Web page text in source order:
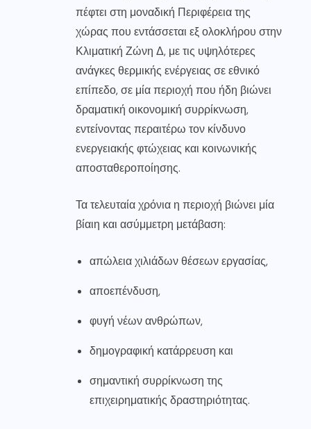
πέφτει στη μοναδική Περιφέρεια της
χώρας που εντάσσεται εξ ολοκλήρου στην
Κλιματική Ζώνη Δ, με τις υψηλότερες
ανάγκες θερμικής ενέργειας σε εθνικό
επίπεδο, σε μία περιοχή που ήδη βιώνει
δραματική οικονομική συρρίκνωση,
εντείνοντας περαιτέρω τον κίνδυνο
ενεργειακής φτώχειας και κοινωνικής
αποσταθεροποίησης.
Τα τελευταία χρόνια η περιοχή βιώνει μία
βίαιη και ασύμμετρη μετάβαση:
απώλεια χιλιάδων θέσεων εργασίας,
αποεπένδυση,
φυγή νέων ανθρώπων,
δημογραφική κατάρρευση και
σημαντική συρρίκνωση της
επιχειρηματικής δραστηριότητας.